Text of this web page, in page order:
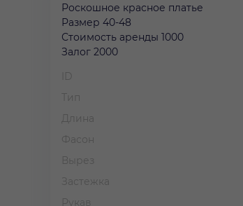
Роскошное красное платье
Размер 40-48
Стоимость аренды 1000
Залог 2000
ID
Тип
Длина
Фасон
Вырез
Застежка
Рукав